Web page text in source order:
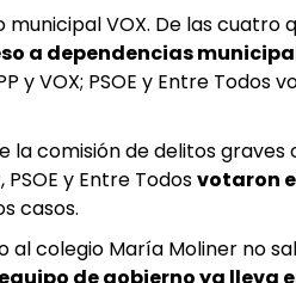
VOX. De las cuatro
a dependencias
y VOX; PSOE y Entre Todos
la comisión de delitos graves
y Entre Todosvotaron
casos.
colegio María Moliner no